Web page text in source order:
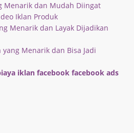
Menarik dan Mudah Diingat
Iklan Produk
Menarik dan Layak Dijadikan
Menarik dan Bisa Jadi
iklan facebook facebook ads